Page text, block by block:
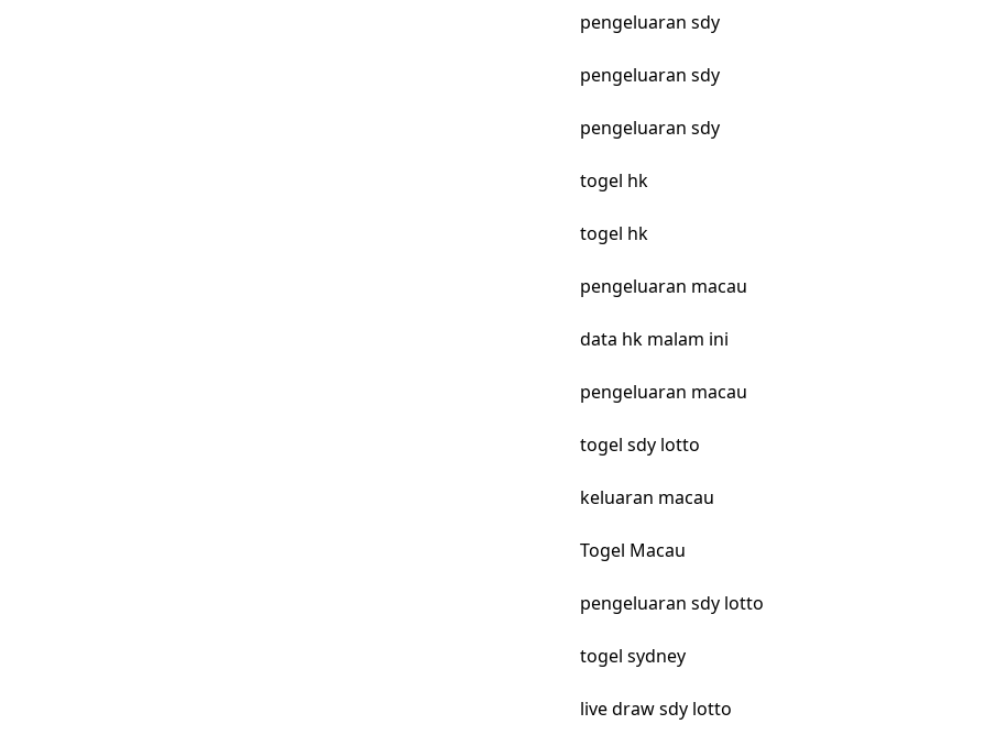
pengeluaran sdy
pengeluaran sdy
pengeluaran sdy
togel hk
togel hk
pengeluaran macau
data hk malam ini
pengeluaran macau
togel sdy lotto
keluaran macau
Togel Macau
pengeluaran sdy lotto
togel sydney
live draw sdy lotto